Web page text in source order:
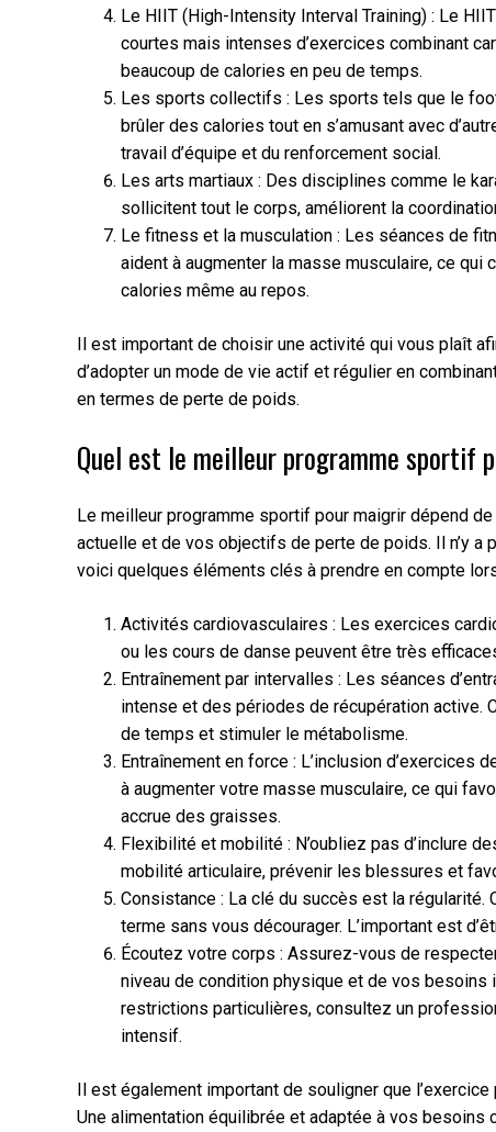
Le HIIT (High-Intensity Interval Training) : Le
courtes mais intenses d’exercices combinant
beaucoup de calories en peu de temps.
Les sports collectifs : Les sports tels que le
brûler des calories tout en s’amusant avec
travail d’équipe et du renforcement social.
Les arts martiaux : Des disciplines comme le
sollicitent tout le corps, améliorent la
Le fitness et la musculation : Les séances de
aident à augmenter la masse musculaire, ce
calories même au repos.
Il est important de choisir une activité qui vous plaît
d’adopter un mode de vie actif et régulier en
en termes de perte de poids.
Quel est le meilleur programme sportif
Le meilleur programme sportif pour maigrir dépend
actuelle et de vos objectifs de perte de poids. Il n’y a
voici quelques éléments clés à prendre en compte
Activités cardiovasculaires : Les exercices
ou les cours de danse peuvent être très
Entraînement par intervalles : Les séances
intense et des périodes de récupération active.
de temps et stimuler le métabolisme.
Entraînement en force : L’inclusion d’exercices
à augmenter votre masse musculaire, ce qui
accrue des graisses.
Flexibilité et mobilité : N’oubliez pas d’inclure
mobilité articulaire, prévenir les blessures et
Consistance : La clé du succès est la
terme sans vous décourager. L’important est
Écoutez votre corps : Assurez-vous de
niveau de condition physique et de vos
restrictions particulières, consultez un
intensif.
Il est également important de souligner que
Une alimentation équilibrée et adaptée à vos